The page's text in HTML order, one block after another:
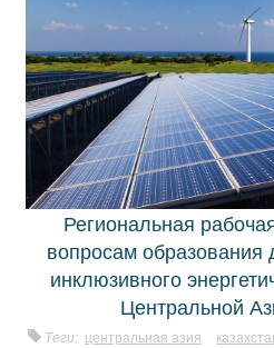
Региональная
вопросам образования
инклюзивного
Центральной
Теги: центральная азия